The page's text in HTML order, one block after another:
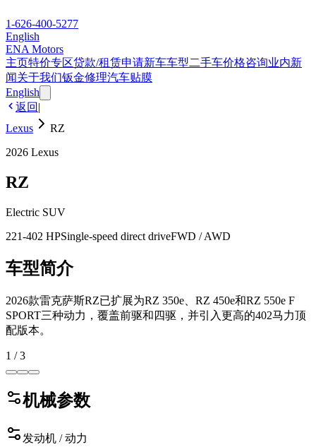
1-626-400-5277
English
ENA Motors
主页特价专区贷款/租赁申请新车车型二手车价格咨询业内新
闻关于我们钣金修理汽车贴膜
English
返回 |
Lexus
RZ
2026 Lexus
RZ
Electric SUV
221-402 HPSingle-speed direct driveFWD / AWD
车型简介
2026款雷克萨斯RZ已扩展为RZ 350e、RZ 450e和RZ 550e F
SPORT三种动力，覆盖前驱和四驱，并引入更高的402马力顶
配版本。
1 /3
机械参数
发动机 / 动力